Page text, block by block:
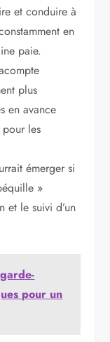
et conduire à
en
paie.
plus
en avance
les
émerger si
»
et le suivi d’un
pour un